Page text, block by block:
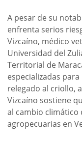
A pesar de su
enfrenta serios
Vizcaíno, médico
Universidad del
Territorial de
especializadas
relegado al criollo,
Vizcaíno sostiene
al cambio climático
agropecuarias en